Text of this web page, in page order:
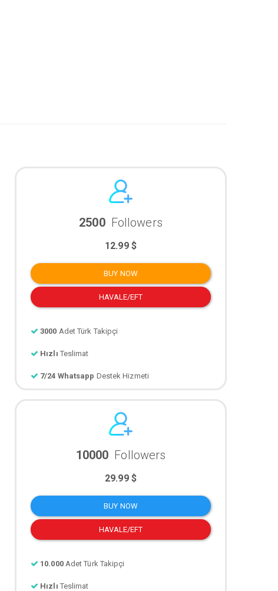
2500 Followers
12.99 $
BUY NOW
HAVALE/EFT
3000 Adet Türk Takipçi
Hızlı Teslimat
7/24 Whatsapp Destek Hizmeti
10000 Followers
29.99 $
BUY NOW
HAVALE/EFT
10.000 Adet Türk Takipçi
Hızlı Teslimat